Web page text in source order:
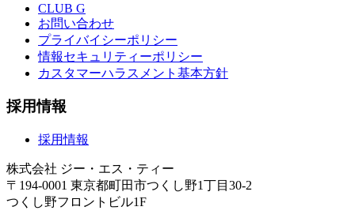
CLUB G
お問い合わせ
プライバイシーポリシー
情報セキュリティーポリシー
カスタマーハラスメント基本方針
採用情報
採用情報
株式会社 ジー・エス・ティー
〒194-0001 東京都町田市つくし野1丁目30-2
つくし野フロントビル1F